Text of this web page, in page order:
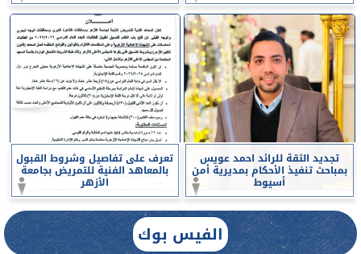
تجديد الثقة للرائد احمد عويس
بمباحث تنفيذ الأحكام بمديرية أمن
أسيوط
تعرف على تفاصيل وشروط القبول
بالمعاهد الفنية للتمريض بجامعة
الأزهر
الفيس بوك